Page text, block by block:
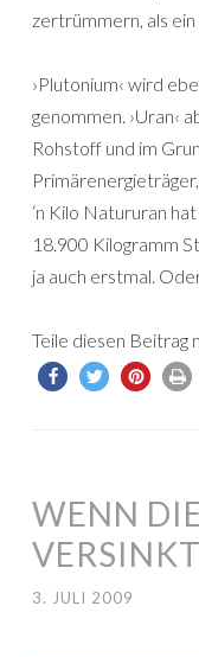
zertrümmern, als
›Plutonium‹ wird
genommen. ›Uran‹
Rohstoff und im
‘n Kilo Natururan
18.900 Kilogramm
ja auch erstmal.
Teile diesen Beitrag
WENN
3. JULI 2009